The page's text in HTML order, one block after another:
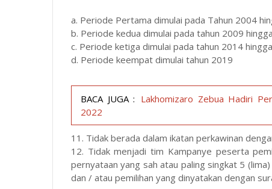
a. Periode Pertama dimulai pada Tahun 2004
b. Periode kedua dimulai pada tahun 2009
c. Periode ketiga dimulai pada tahun 2014
d. Periode keempat dimulai tahun 2019
BACA JUGA : Lakhomizaro Zebua Hadiri
2022
11. Tidak berada dalam ikatan perkawinan
12. Tidak menjadi tim Kampanye peserta
pernyataan yang sah atau paling singkat 5
dan / atau pemilihan yang dinyatakan dengan